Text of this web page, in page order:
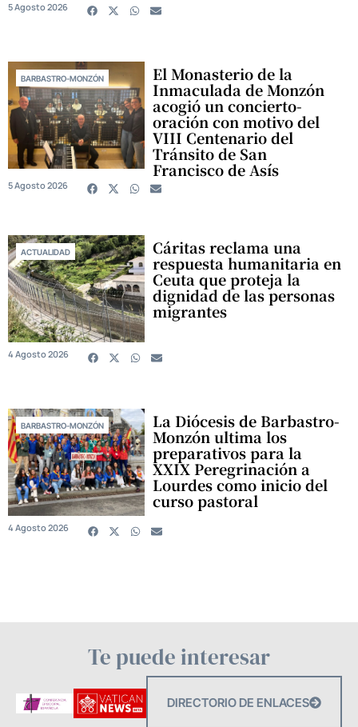
5 Agosto 2026
BARBASTRO-MONZÓN El Monasterio de la
Inmaculada de Monzón
acogió un concierto-
oración con motivo del
VIII Centenario del
Tránsito de San
Francisco de Asís
5 Agosto 2026
ACTUALIDAD Cáritas reclama una
respuesta humanitaria en
Ceuta que proteja la
dignidad de las personas
migrantes
4 Agosto 2026
BARBASTRO-MONZÓN La Diócesis de Barbastro-
Monzón ultima los
preparativos para la
XXIX Peregrinación a
Lourdes como inicio del
curso pastoral
4 Agosto 2026
Te puede interesar
DIRECTORIO DE ENLACES